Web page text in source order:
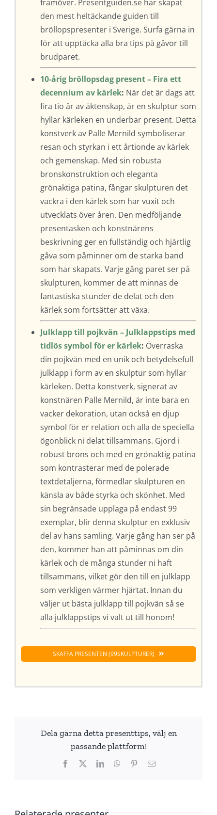
framöver. Presentguiden.se har skapat
den mest heltäckande guiden till
bröllopspresenter i Sverige. Surfa gärna in
för att upptäcka alla bra tips på gåvor till
brudparet.
10-årig bröllopsdag present – Fira ett
decennium av kärlek: När det är dags att
fira tio år av äktenskap, är en skulptur som
hyllar kärleken en underbar present. Detta
konstverk av Palle Mernild symboliserar
resan och styrkan i ett årtionde av kärlek
och gemenskap. Med sin robusta
bronskonstruktion och eleganta
grönaktiga patina, fångar skulpturen det
vackra i den kärlek som har vuxit och
utvecklats över åren. Den medföljande
presentasken och konstnärens
beskrivning ger en fullständig och hjärtlig
gåva som påminner om de starka band
som har skapats. Varje gång paret ser på
skulpturen, kommer de att minnas de
fantastiska stunder de delat och den
kärlek som fortsätter att växa.
Julklapp till pojkvän – Julklappstips med
tidlös symbol för er kärlek: Överraska
din pojkvän med en unik och betydelsefull
julklapp i form av en skulptur som hyllar
kärleken. Detta konstverk, signerat av
konstnären Palle Mernild, är inte bara en
vacker dekoration, utan också en djup
symbol för er relation och alla de speciella
ögonblick ni delat tillsammans. Gjord i
robust brons och med en grönaktig patina
som kontrasterar med de polerade
textdetaljerna, förmedlar skulpturen en
känsla av både styrka och skönhet. Med
sin begränsade upplaga på endast 99
exemplar, blir denna skulptur en exklusiv
del av hans samling. Varje gång han ser på
den, kommer han att påminnas om din
kärlek och de många stunder ni haft
tillsammans, vilket gör den till en julklapp
som verkligen värmer hjärtat. Innan du
väljer ut bästa julklapp till pojkvän så se
alla julklappstips vi valt ut till honom!
SKAFFA PRESENTEN (99SKULPTURER)
Dela gärna detta presenttips, välj en
passande plattform!
Facebook LinkedInWhatsApp
Pinterest
E-